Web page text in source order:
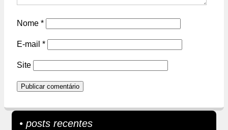
Nome *
E-mail *
Site
• posts recentes